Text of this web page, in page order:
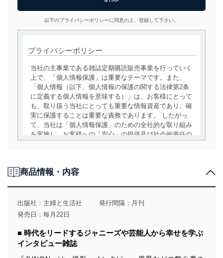
以下のプライバシーポリシーに同意の上、登録して下さい。
プライバシーポリシー
当社の主事業である雑誌定期購読販売事業を行っていく
上で、「個人情報保護」は重要なテーマです。また、
「個人情報（以下、個人情報の保護の関する法律第2条
に定義する個人情報を意味する）」は、お客様にとって
も、取り扱う当社にとっても重要な情報資産であり、確
実に保護することは重要な責務であります。 したがっ
て、当社は「個人情報保護」のための全社的な取り組み
を実施し、お客様への「安心」の提供及び社会的責任の
用目的を明確にし、本人の同意を得たうえで利用目的の
達成に必要な範囲内で適法かつ公正な手段によって取
得・利用・提供を行います。また、当社が保有している
個人情報は、同意を得ずに目的外利用、第三者への提
みを確実にするため、従業者等の教育を徹底してまいり
ます。また、目的外利用を行わないために、適切な管理
措置を講じます。
商品情報・内容
出版社： 主婦と生活社
発行間隔：月刊
発売日：毎月22日
■ 時代をリードするジャニーズや芸能人から幸せを学ぶ
インタビュー雑誌